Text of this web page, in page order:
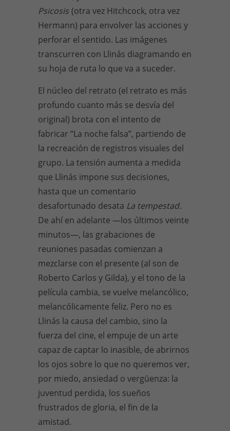
Psicosis (otra vez Hitchcock, otra vez
Hermann) para envolver las acciones y
perforar el sentido. Las imágenes
transcurren con Llinás diagramando en
su hoja de ruta lo que va a suceder.
El núcleo del retrato (el retrato es más
profundo cuanto más se desvía del
original) brota con el intento de
fabricar “La noche falsa”, partiendo de
la recreación de registros visuales del
grupo. La tensión aumenta a medida
que Llinás impone sus decisiones,
hasta que un comentario
desafortunado desata La tempestad.
De ahí en adelante —los últimos veinte
minutos—, las grabaciones de
reuniones pasadas comienzan a
mezclarse con el presente (al son de
Roberto Carlos y Gilda), y el tono de la
película cambia, se vuelve melancólico,
melancólicamente feliz. Pero no es
Llinás la causa del cambio, sino la
fuerza del cine, el empuje de un arte
capaz de captar lo inasible, de abrirnos
los ojos sobre lo que no queremos ver,
por miedo, ansiedad o vergüenza: la
juventud perdida, los sueños
frustrados de gloria, el fin de la
amistad.